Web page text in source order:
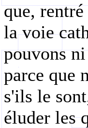
que,
la voie
pouvons
parce que
s'ils le
éluder les